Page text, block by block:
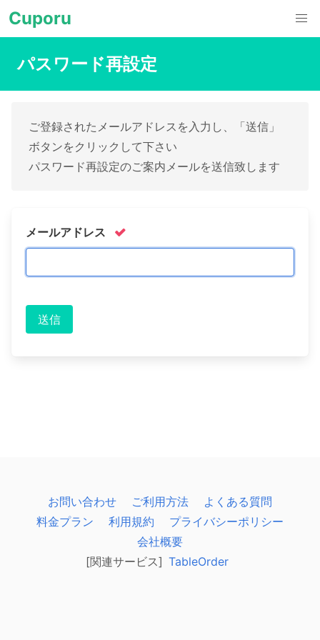
Cuporu
パスワード再設定
ご登録されたメールアドレスを入力し、「送信」
ボタンをクリックして下さい
パスワード再設定のご案内メールを送信致します
メールアドレス
お問い合わせ ご利用方法
よくある質問
料金プラン
利用規約
プライバシーポリシー
会社概要
[関連サービス] TableOrder